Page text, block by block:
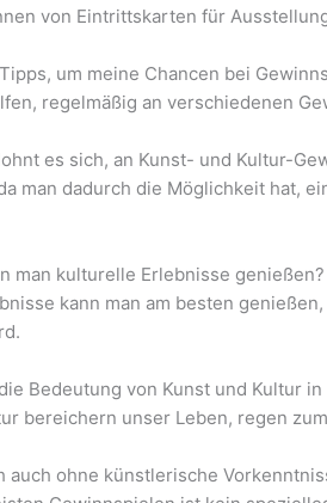
von Eintrittskarten für
um meine Chancen bei
regelmäßig an verschiedenen
es sich, an Kunst- und Kultur-
man dadurch die Möglichkeit hat,
man kulturelle Erlebnisse genießen?
kann man am besten
Bedeutung von Kunst und Kultur
bereichern unser Leben, regen
auch ohne künstlerische